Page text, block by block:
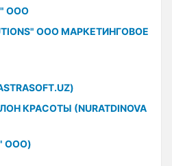
ООО
ООО МАРКЕТИНГОВОЕ
КРАСОТЫ (NURATDINOVA
ООО)